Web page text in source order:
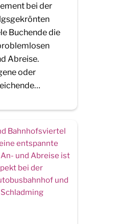
bei der
Buchende die
Abreise.
oder